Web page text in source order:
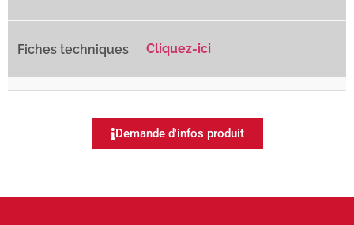
Cliquez-ici
Demande d'infos produit